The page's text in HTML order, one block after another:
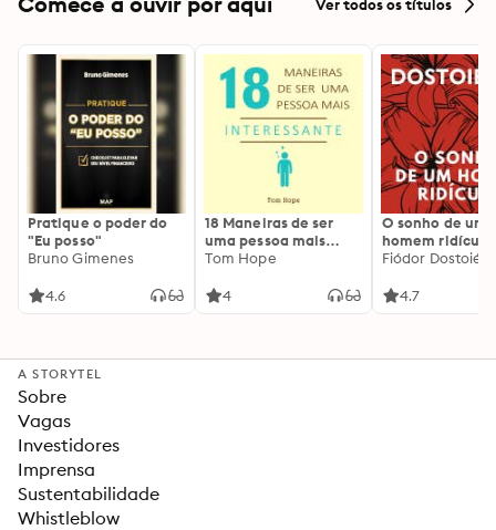
Ver todos os títulos
Pratique o poder do
"Eu posso"
Bruno Gimenes
4.6
18 Maneiras de ser
uma pessoa mais
interessante
Tom Hope
4
O sonho de um
homem ridículo
Fiódor
4.7
A STORYTEL
Sobre
Vagas
Investidores
Imprensa
Sustentabilidade
Whistleblow